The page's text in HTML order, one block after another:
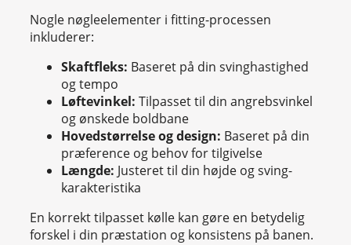
Nogle nøgleelementer i fitting-processen
inkluderer:
Skaftfleks: Baseret på din svinghastighed
og tempo
Løftevinkel: Tilpasset til din angrebsvinkel
og ønskede boldbane
Hovedstørrelse og design: Baseret på din
præference og behov for tilgivelse
Længde: Justeret til din højde og sving-
karakteristika
En korrekt tilpasset kølle kan gøre en betydelig
forskel i din præstation og konsistens på banen.